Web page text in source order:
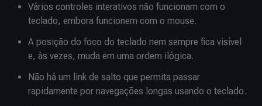
Vários controles interativos não funcionam com o
teclado, embora funcionem com o mouse.
A posição do foco do teclado nem sempre fica visível
e, às vezes, muda em uma ordem ilógica.
Não há um link de salto que permita passar
rapidamente por navegações longas usando o teclado.